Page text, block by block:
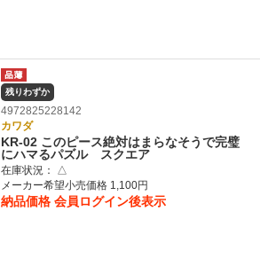
残りわずか
4972825228142
カワダ
KR-02 このピース絶対はまらなそうで完璧
にハマるパズル スクエア
在庫状況：
△
メーカー希望小売価格 1,100円
納品価格 会員ログイン後表示